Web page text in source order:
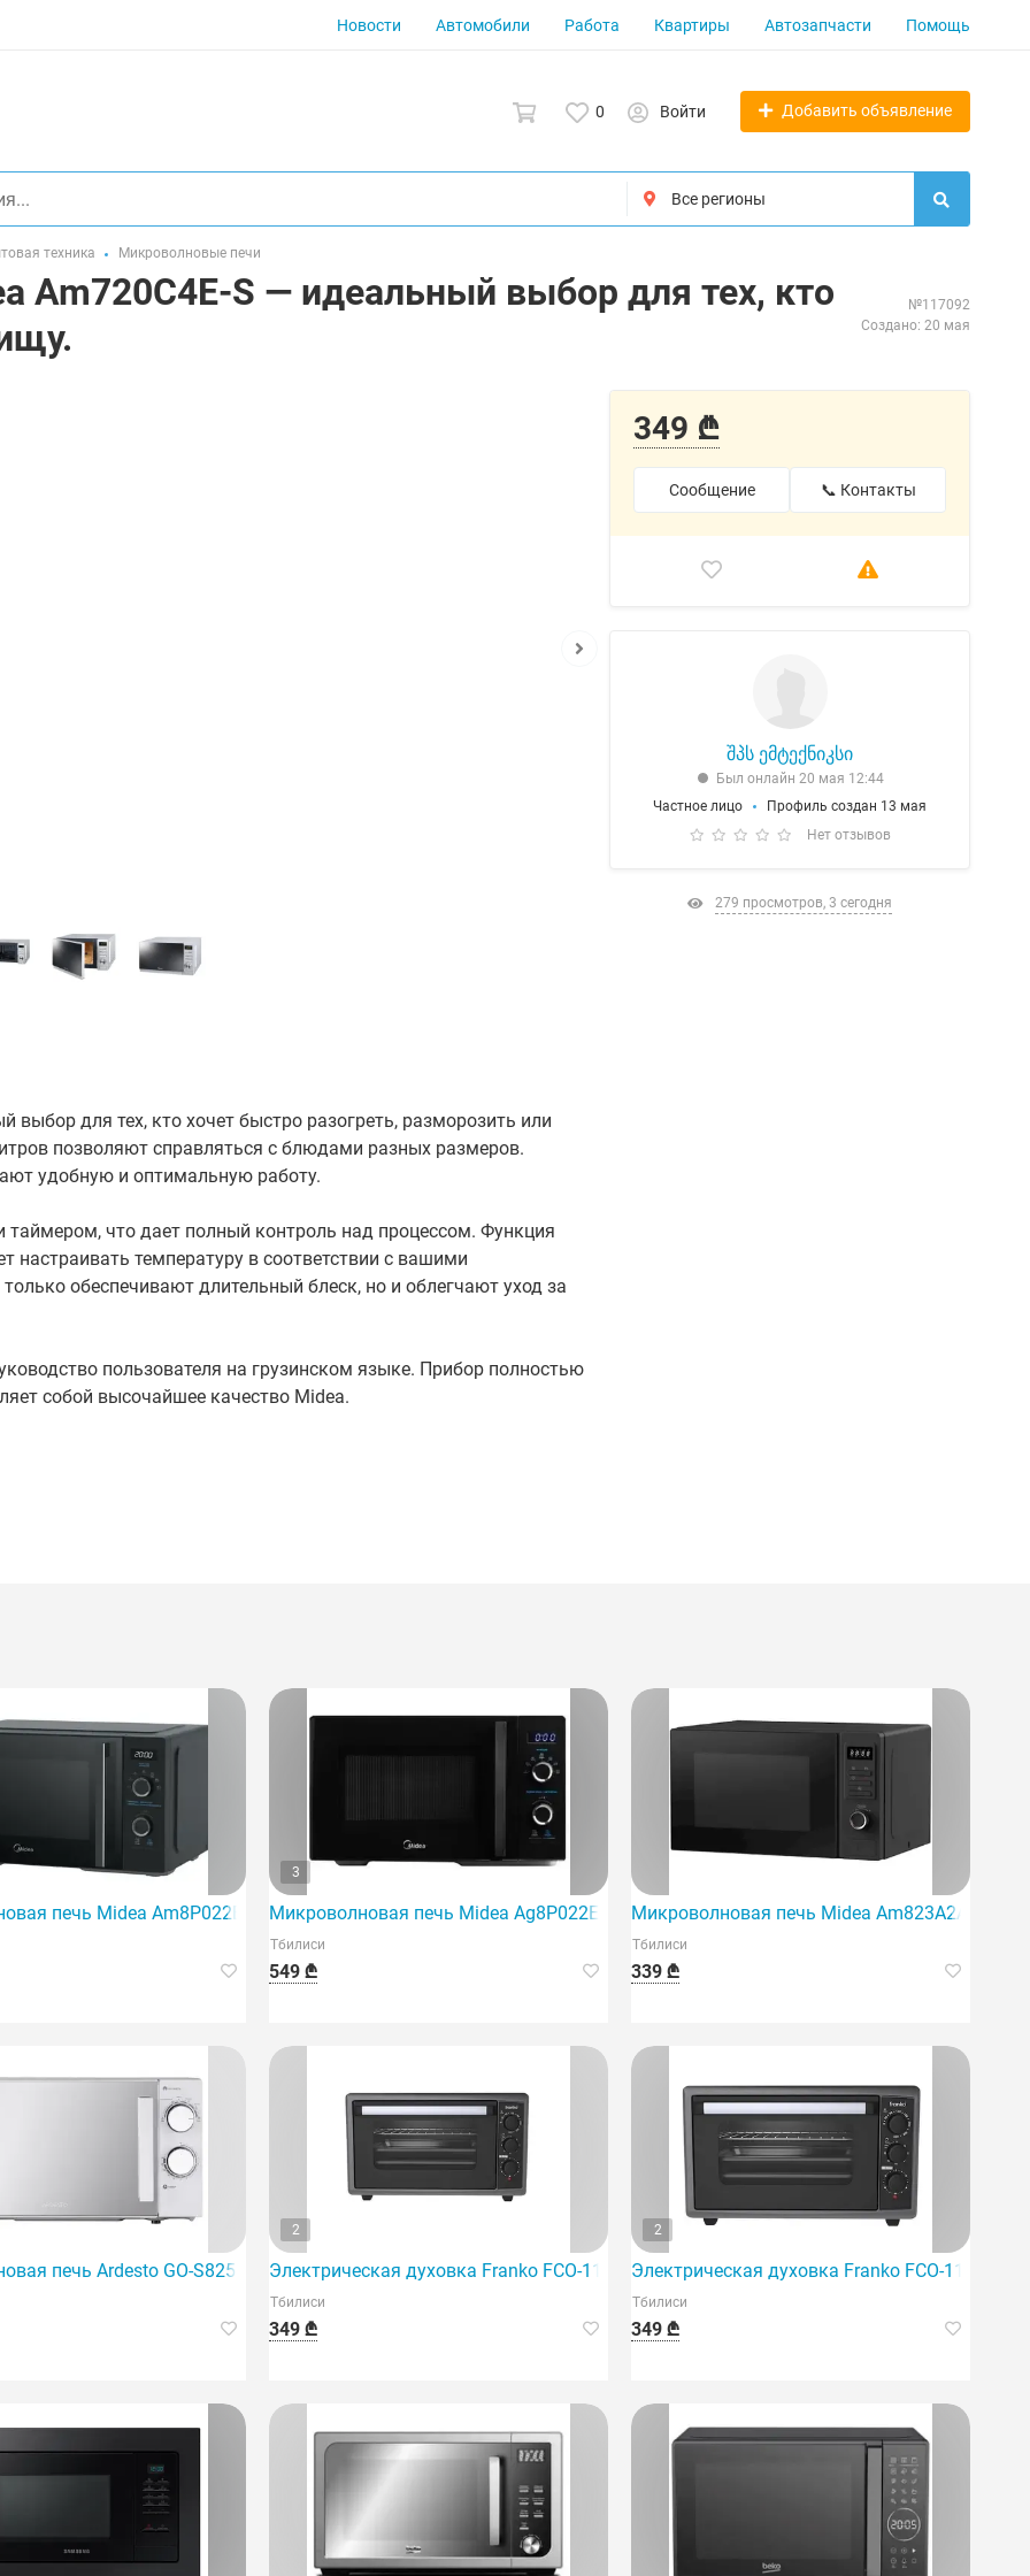
Новости Автомобили Работа Квартиры Автозапчасти Помощь
0 Войти Добавить объявление
техника Микроволновые печи
Am720C4E-S — идеальный выбор для тех, кто
№117092
Создано: 20 мая
для тех, кто хочет быстро разогреть, разморозить или
позволяют справляться с блюдами разных размеров.
удобную и оптимальную работу.
что дает полный контроль над процессом. Функция
настраивать температуру в соответствии с вашими
обеспечивают длительный блеск, но и облегчают уход за
пользователя на грузинском языке. Прибор полностью
собой высочайшее качество Midea.
349 ₾
Сообщение 📞 Контакты
შპს ემტექნიკსი
Был онлайн 20 мая 12:44
Частное лицо
Профиль создан 13 мая
Нет отзывов
279 просмотров, 3 сегодня
печь Midea Am8P022Et-B
3
Микроволновая печь Midea Ag8P022Et-B, 1250 Вт, 25 л.
Тбилиси
549 ₾
Микроволновая печь Midea Am823A2AT-B
Тбилиси
339 ₾
и стильный выбор для вашей кухни.
печь Ardesto GO-S825S
2
Электрическая духовка Franko FCO-1193 отличается следующими особенностями:
Тбилиси
349 ₾
2
Электрическая духовка Franko FCO-1193 —
Тбилиси
349 ₾